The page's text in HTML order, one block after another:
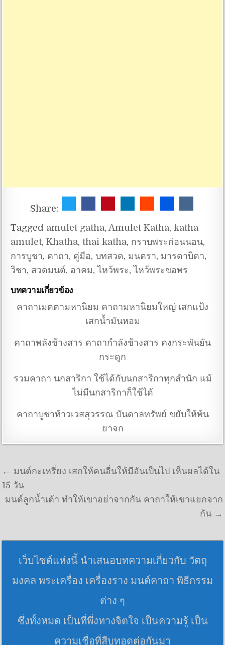
Share:
Tagged amulet gatha,Amulet Katha,katha
amulet,Khatha,thai katha, กราบพระก่อนนอน,
การบูชา, คาถา, คู่มือ,บทสวด, มนตรา, มารดาบิดา,
วิชา, สวดมนต์, อาคม,ไหว้พระ,ไหว้พระขอพร
บทความเกี่ยวข้อง
คาถาเมตตามหานิยม คาถามหานิยมใหญ่ เสกแป้ง
เสกน้ำมันหอม
คาถาพลังช้างสาร คาถากำลังช้างสาร คงกระพันยัน
กระดูก
รวมคาถา นกสาริกา ใช้ได้กับนกสาริกาทุกสำนัก แม้
ไม่มีนกสาริกาก็ใช้ได้
คาถาบูชาท้าวเวสสุวรรณ บันดาลทรัพย์ ขยับให้พ้น
ยาจก
แนะแนวเรื่อง
← มนต์กะเหรี่ยง เสกให้คนอื่นให้มีอันเป็นไป เห็นผลได้ใน
15 วัน
มนต์ลูกน้ำเต้า ทำให้เขาอย่าจากกัน คาถาให้เขาแยกจาก
กัน →
เว็บไซต์แห่งนี้ นำเสนอบทความเกี่ยวกับ วัตถุ
มงคล พระเครื่อง เครื่องราง มนต์คาถา พิธีกรรม
ต่าง ๆ
ซึ่งทั้งหมด เป็นที่พึ่งทางจิตใจ เป็นความรู้ เป็น
ความเชื่อที่สืบทอดต่อกันมา